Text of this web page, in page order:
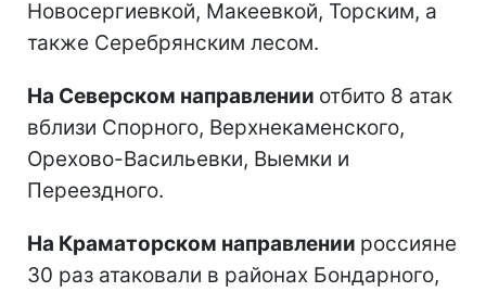
Новосергиевкой, Макеевкой, Торским, а
также Серебрянским лесом.
На Северском направлении отбито 8 атак
вблизи Спорного, Верхнекаменского,
Орехово-Васильевки, Выемки и
Переездного.
На Краматорском направлении россияне
30 раз атаковали в районах Бондарного,